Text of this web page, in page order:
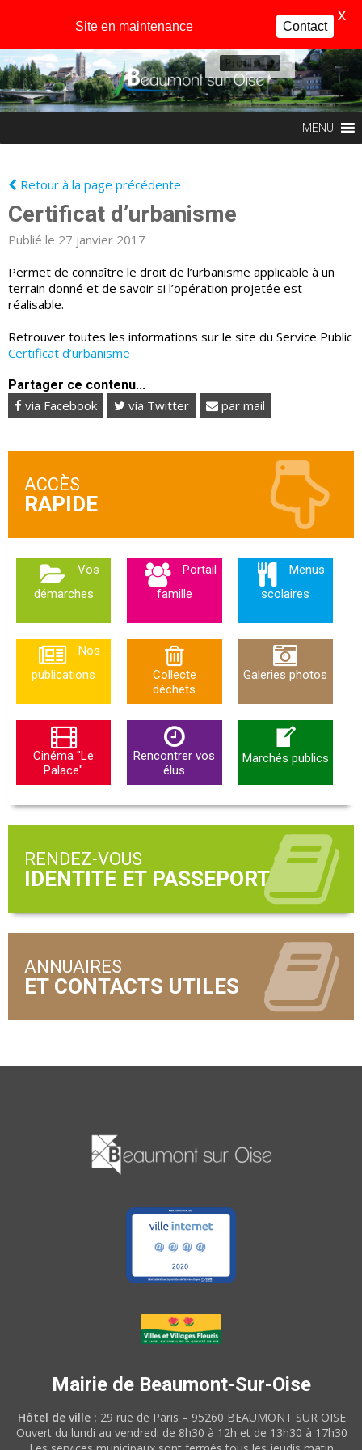
Profil
MENU
Retour à la page précédente
Certificat d’urbanisme
Publié le 27 janvier 2017
Permet de connaître le droit de l’urbanisme applicable à un
terrain donné et de savoir si l’opération projetée est
réalisable.
Retrouver toutes les informations sur le site du Service Public
Certificat d’urbanisme
Partager ce contenu...
via Facebook via Twitter par mail
ACCÈS
Vos
démarches
Portail
famille
Menus
scolaires
Nos
publications
Collecte
déchets
Galeries photos
Cinéma "Le
Palace"
Rencontrer vos
élus
Marchés publics
RENDEZ-VOUS
ANNUAIRES
Mairie de Beaumont-Sur-Oise
Hôtel de ville : 29 rue de Paris – 95260 BEAUMONT SUR OISE
Ouvert du lundi au vendredi de 8h30 à 12h et de 13h30 à 17h30
Site en maintenance Contact
X